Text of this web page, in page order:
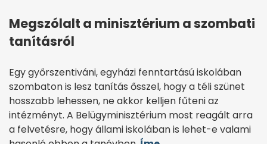
Megszólalt a minisztérium a szombati
tanításról
Egy győrszentiváni, egyházi fenntartású iskolában
szombaton is lesz tanítás ősszel, hogy a téli szünet
hosszabb lehessen, ne akkor kelljen fűteni az
intézményt. A Belügyminisztérium most reagált arra
a felvetésre, hogy állami iskolában is lehet-e valami